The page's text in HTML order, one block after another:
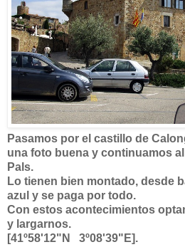
Pasamos por el castillo de
una foto buena y continuamos
Pals.
Lo tienen bien montado, desde
azul y se paga por todo.
Con estos acontecimientos
y largarnos.
[41º58'12"N 3º08'39"E].